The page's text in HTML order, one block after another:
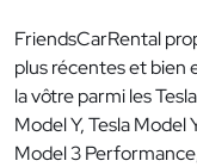
FriendsCarRental
plus récentes et bien
la vôtre parmi les
Model Y, Tesla Model
Model 3